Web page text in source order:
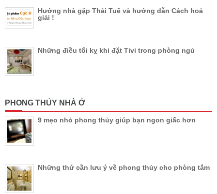
Hướng nhà gặp Thái Tuế và hướng dẫn Cách hoá
giải !
Những điều tối kỵ khi đặt Tivi trong phòng ngủ
PHONG THỦY NHÀ Ở
9 mẹo nhỏ phong thủy giúp bạn ngon giấc hơn
Những thứ cần lưu ý về phong thủy cho phòng tắm